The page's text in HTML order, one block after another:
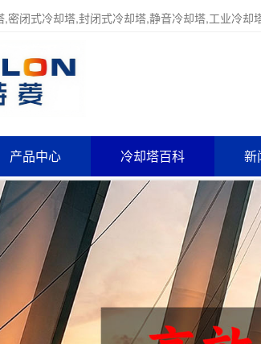
密闭式冷却塔,封闭式冷却塔,静音冷却塔,工业冷却
产品中心 冷却塔百科 新